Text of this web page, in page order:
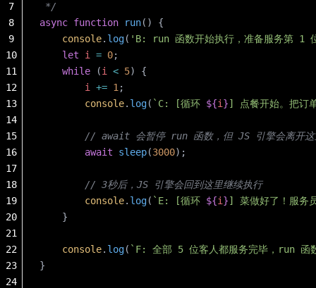
*/
async function run() {
    console
. log( 'B: run 函数开始执行，准备服务第 1
    let
i = 0;
    while
(i < 5) {
        i
+= 1 ;
        console
. log( `C: [循环 ${i }] 点餐开始。把订
// await 会暂停 run 函数，但 JS 引擎会离开这
        await
sleep(3000);
        // 3秒后，JS 引擎会回到这里继续执行
        console
. log( `E: [循环 ${i }] 菜做好了！服务
    }
    console
. log( `F: 全部 5 位客人都服务完毕，run 函
}
7
8
9
10
11
12
13
14
15
16
17
18
19
20
21
22
23
24